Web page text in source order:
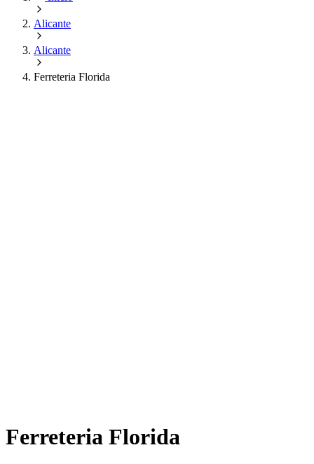
Alicante
Alicante
Ferreteria Florida
Ferreteria Florida